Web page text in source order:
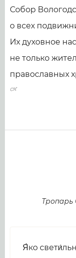
Собор
о всех
Их духовное
не только
православных
Тропарь
Я́ко